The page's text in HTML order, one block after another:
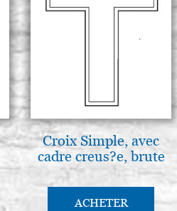
Croix Simple, avec
cadre creus?e, brute
ACHETER